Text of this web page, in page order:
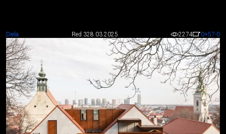
Diela Red 328.03.2025 2274 0+57-0